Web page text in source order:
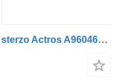
Mercedes-Benz Piantone dello sterzo Actros A9604600316-9604600816 MP4 per automobile Mercedes-Benz A-klasse